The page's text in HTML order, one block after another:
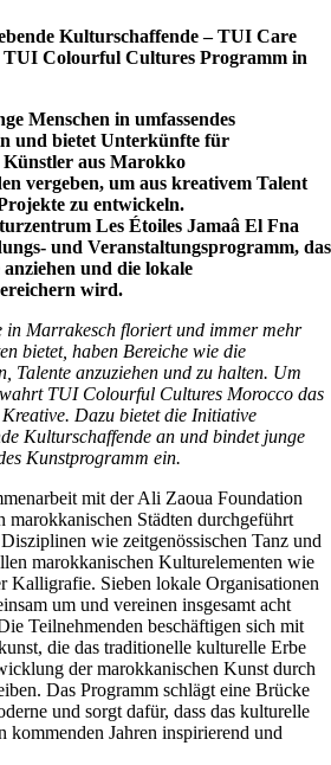
Kulturschaffende – TUI Care
TUI Colourful Cultures Programm in
Menschen in umfassendes
und bietet Unterkünfte für
aus Marokko
vergeben, um aus kreativem Talent
zu entwickeln.
Les Étoiles Jamaâ El Fna
und Veranstaltungsprogramm, das
anziehen und die lokale
wird.
in Marrakesch floriert und immer mehr
bietet, haben Bereiche wie die
Talente anzuziehen und zu halten. Um
TUI Colourful Cultures Morocco das
Dazu bietet die Initiative
Kulturschaffende an und bindet junge
Kunstprogramm ein.
mit der Ali Zaoua Foundation
marokkanischen Städten durchgeführt
wie zeitgenössischen Tanz und
marokkanischen Kulturelementen wie
Kalligrafie. Sieben lokale Organisationen
um und vereinen insgesamt acht
Teilnehmenden beschäftigen sich mit
die das traditionelle kulturelle Erbe
der marokkanischen Kunst durch
Das Programm schlägt eine Brücke
und sorgt dafür, dass das kulturelle
kommenden Jahren inspirierend und